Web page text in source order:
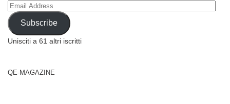
Email
Address
Subscribe
Unisciti a 61 altri iscritti
QE-MAGAZINE